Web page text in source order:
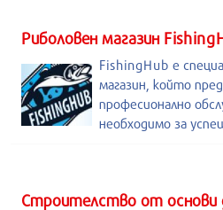
Риболовен магазин
FishingHub е
магазин, който
професионално
необходимо за
Строителство от основи